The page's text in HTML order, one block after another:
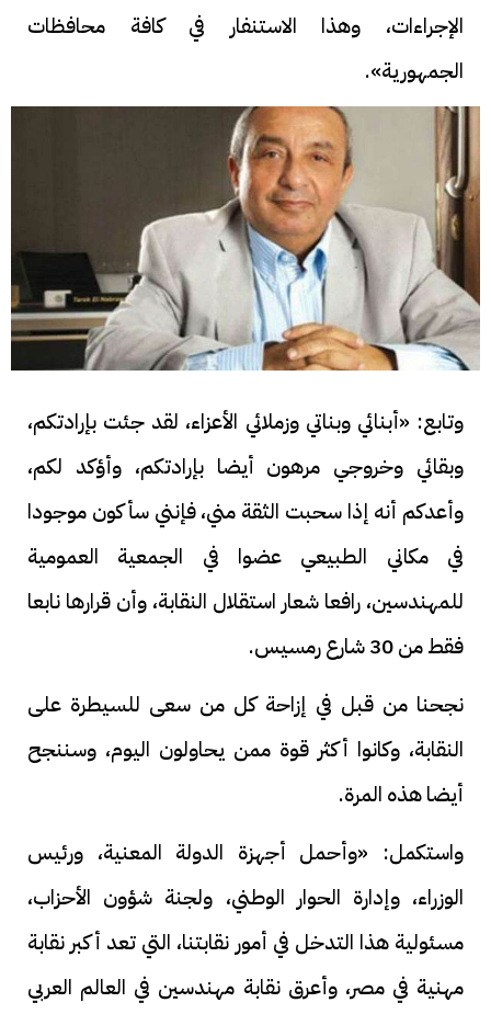
الإجراءات، وهذا الاستنفار في كافة محافظات
الجمهورية».
وتابع: «أبنائي وبناتي وزملائي الأعزاء، لقد جئت بإرادتكم،
وبقائي وخروجي مرهون أيضا بإرادتكم، وأؤكد لكم،
وأعدكم أنه إذا سحبت الثقة مني، فإنني سأكون موجودا
في مكاني الطبيعي عضوا في الجمعية العمومية
للمهندسين، رافعا شعار استقلال النقابة، وأن قرارها نابعا
فقط من 30 شارع رمسيس.
نجحنا من قبل في إزاحة كل من سعى للسيطرة على
النقابة، وكانوا أكثر قوة ممن يحاولون اليوم، وسننجح
أيضا هذه المرة.
واستكمل: «وأحمل أجهزة الدولة المعنية، ورئيس
الوزراء، وإدارة الحوار الوطني، ولجنة شؤون الأحزاب،
مسئولية هذا التدخل في أمور نقابتنا، التي تعد أكبر نقابة
مهنية في مصر، وأعرق نقابة مهندسين في العالم العربي